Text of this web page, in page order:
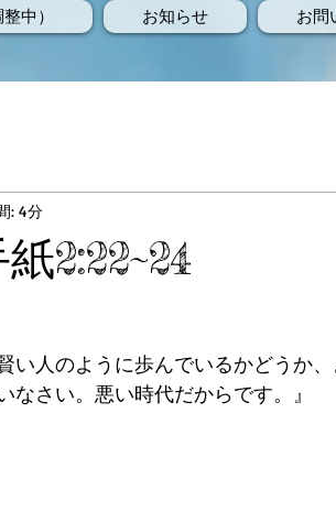
中） お知らせ お問
2:22~24
: 4分
い人のように歩んでいるかどうか
さい。悪い時代だからです。』